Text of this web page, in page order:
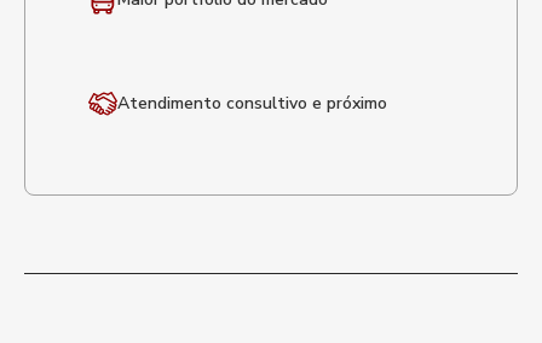
Atendimento consultivo e próximo